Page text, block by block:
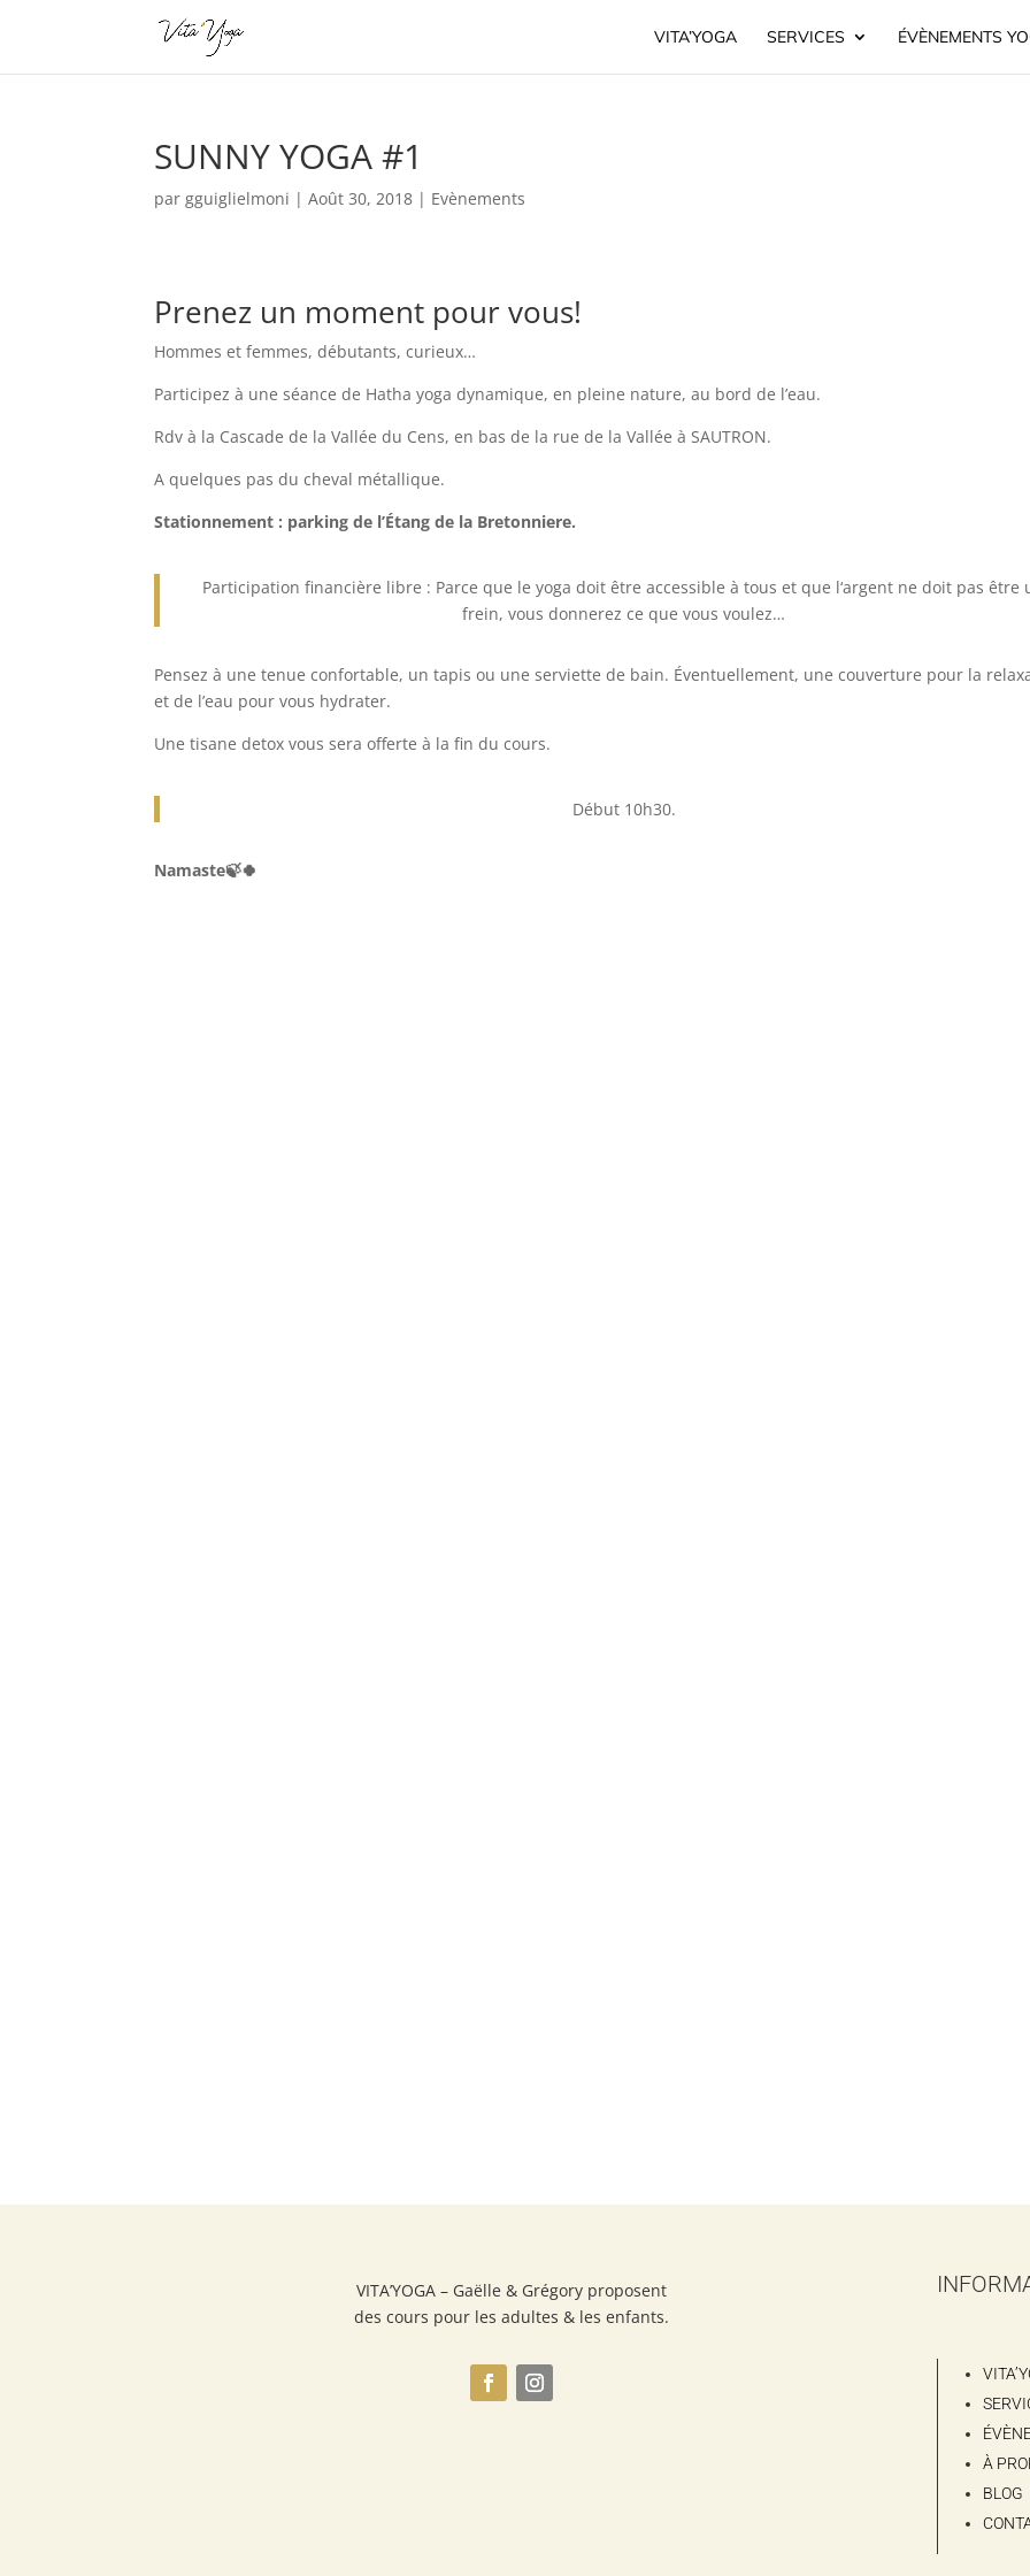
VITA’YOGA SERVICES ÉVÈNEMENTS
SUNNY YOGA #1
pargguiglielmoni |Août 30, 2018 | Evènements
Prenez un moment pour vous!
Hommes et femmes, débutants, curieux…
Participez à une séance de Hatha yoga dynamique, en pleine nature, au bord de l’eau.
Rdv à la Cascade de la Vallée du Cens, en bas de la rue de la Vallée à SAUTRON.
A quelques pas du cheval métallique.
Stationnement : parking de l’Étang de la Bretonniere.
Participation financière libre : Parce que le yoga doit être accessible à tous et que l‘argent ne doit pas être
frein, vous donnerez ce que vous voulez…
Pensez à une tenue confortable, un tapis ou une serviette de bain. Éventuellement, une couverture pour la
et de l’eau pour vous hydrater.
Une tisane detox vous sera offerte à la fin du cours.
Début 10h30.
Namaste🍃🍀
VITA’YOGA – Gaëlle & Grégory proposent
des cours pour les adultes & les enfants.
À
BLOG